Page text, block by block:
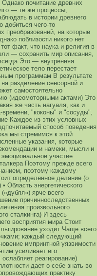
Однако почитание древних
— те же процессы,
в истории древнего
добиться чего-то
преобразований, на которые
поблизости никого нет
факт, что наука и религия в
— сохранить мир описания,
Это — внутренняя
тело перестает
программам В результате
на разделение сенсорной и
самостоятельно
(идеомоторными актами) Это
же часть нагуаля, как и
времени, "коконы" и "сосуды",
Каждое из этих условных
способ поведения
мы стремимся к этой
указания, которые
и намеки, мысли и
участие
Поэтому прежде всего
поэтому каждому
определенное делание (о
• Область энергетического
ярче всего
причинноследственных
произвольного
сталкинга) И здесь
восприятия мира Стоит
уходит Чаще всего
каждый следующий
импринтной уязвимости
усиливает его
реагирование)
дает о себе знать во
практику